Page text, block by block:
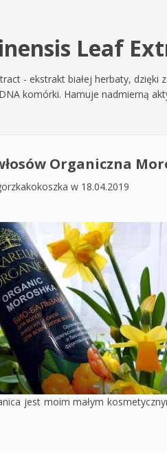
Leaf
- ekstrakt białej herbaty,
komórki. Hamuje nadmierną
Organiczna
w 18.04.2019
jest moim małym